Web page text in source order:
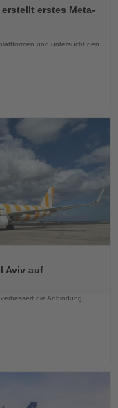
erstes Meta-
und untersucht den
Aviv auf
die Anbindung